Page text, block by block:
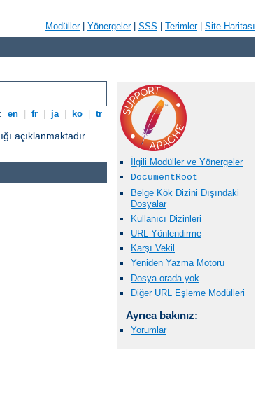
Modüller| Yönergeler| SSS Terimler| Site Haritası
en fr ja ko tr
açıklanmaktadır.
İlgili Modüller ve Yönergeler
DocumentRoot
Belge Kök Dizini Dışındaki
Dosyalar
Kullanıcı Dizinleri
URL Yönlendirme
Karşı Vekil
Yeniden Yazma Motoru
Dosya orada yok
Diğer URL Eşleme Modülleri
Ayrıca bakınız:
Yorumlar